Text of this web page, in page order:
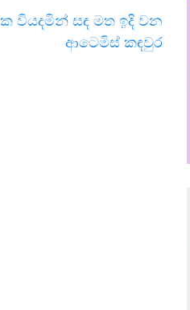
වියදමින් සඳ මත ඉදි වන
ආටෙමිස් කඳවුර